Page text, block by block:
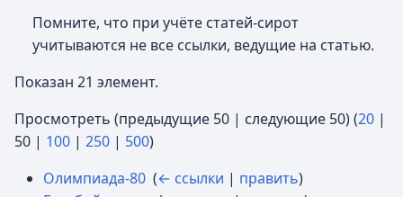
Помните, что при учёте статей-сирот
учитываются не все ссылки, ведущие на статью.
Показан 21 элемент.
Просмотреть (предыдущие 50 | следующие 50) (20 |
50 | 100 | 250 | 500)
Олимпиада-80 (← ссылки | править)